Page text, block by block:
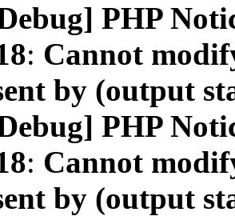
PHP
: Cannot
by (output
PHP
: Cannot
by (output